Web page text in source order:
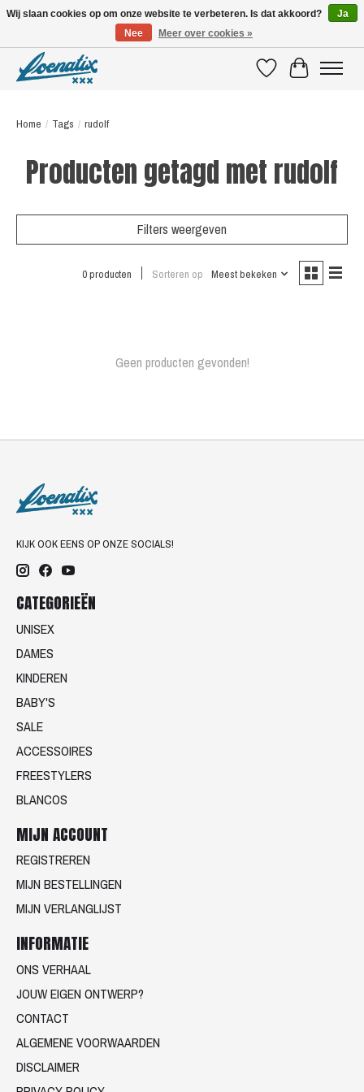
VerlanglijstWinkelwagen
Home / Tags / rudolf
Producten getagd met rudolf
Filters weergeven
0 producten Sorteren op Meest bekeken
Geen producten gevonden!
KIJK OOK EENS OP ONZE SOCIALS!
CATEGORIEËN
UNISEX
DAMES
KINDEREN
BABY'S
SALE
ACCESSOIRES
FREESTYLERS
BLANCOS
MIJN ACCOUNT
REGISTREREN
MIJN BESTELLINGEN
MIJN VERLANGLIJST
INFORMATIE
ONS VERHAAL
JOUW EIGEN ONTWERP?
CONTACT
ALGEMENE VOORWAARDEN
DISCLAIMER
Wij slaan cookies op om onze website te verbeteren. Is dat akkoord?
Ja
Nee
Meer over cookies »